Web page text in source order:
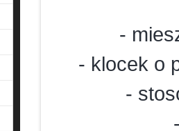
-
- klocek o
-